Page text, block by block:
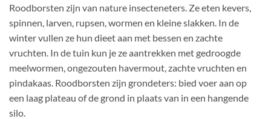
Roodborsten zijn van nature insecteneters. Ze eten kevers,
spinnen, larven, rupsen, wormen en kleine slakken. In de
winter vullen ze hun dieet aan met bessen en zachte
vruchten. In de tuin kun je ze aantrekken met gedroogde
meelwormen, ongezouten havermout, zachte vruchten en
pindakaas. Roodborsten zijn grondeters: bied voer aan op
een laag plateau of de grond in plaats van in een hangende
silo.